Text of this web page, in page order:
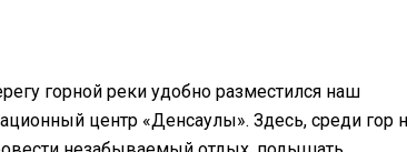
горной реки удобно разместился наш
центр «Денсаулық». Здесь, среди гор